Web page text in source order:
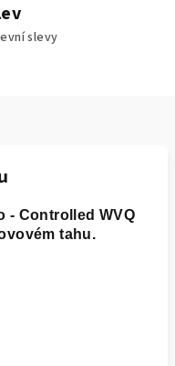
slevy
- Controlled WVQ
tahu.